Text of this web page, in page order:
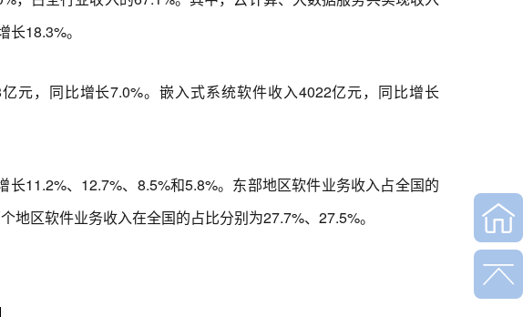
18.3%。
，同比增长7.0%。嵌入式系统软件收入4022亿元，同比增长
11.2%、12.7%、8.5%和5.8%。东部地区软件业务收入占全国的
区软件业务收入在全国的占比分别为27.7%、27.5%。